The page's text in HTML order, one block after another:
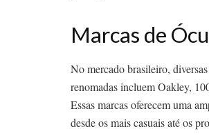
Marcas de
No mercado brasileiro,
renomadas incluem Oakley,
Essas marcas oferecem uma
desde os mais casuais até os